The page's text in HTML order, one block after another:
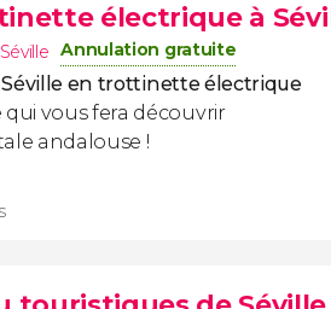
électrique à
Séville Annulation gratuite
Séville en trottinette électrique
vous fera découvrir
andalouse !